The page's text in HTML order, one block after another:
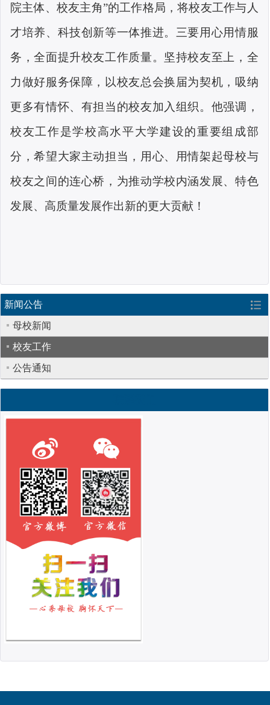
院主体、校友主角”的工作格局 ，将校友工作与人
才培养、科技创新等一体推进。三要用心用情服
务，全面提升校友工作质量。坚持校友至上，全
力做好服务保障 ， 以校友总会换届为契机，吸纳
更多有情怀、有担当的校友加入组织。他强调，
校友工作是学校高水平大学建设的重要组成部
分，希望大家主动担当，用心、用情架起母校与
校友之间的连心桥，为推动学校内涵发展、特色
发展、高质量发展作出新的更大贡献！
新闻公告
母校新闻
校友工作
公告通知